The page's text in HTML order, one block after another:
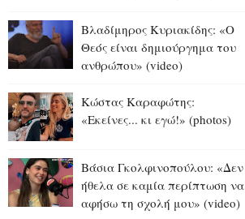
Αύγουστος 07, 2026
Ακύλας για Eurovision:
«Σίγουρα αδικηθήκαμε, το
πιστεύω 100% - Δεν μιλάω για
(video)
Αύγουστος 07, 2026
System» γίνεται καθημερινό
(photo)
Αύγουστος 07, 2026
Βλαδίμηρος Κυριακίδης: «Ο
Θεός είναι δημιούργημα του
ανθρώπου» (video)
Κώστας Καραφώτης:
«Εκείνες... κι εγώ!» (photos)
Βάσια Γκολφινοπούλου: «Δεν
ήθελα σε καμία περίπτωση να
αφήσω τη σχολή μου» (video)